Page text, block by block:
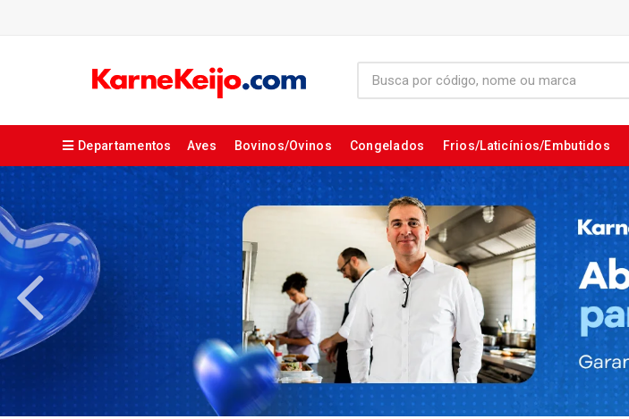
Departamentos Aves Bovinos/Ovinos Congelados Frios/Laticínios/Embutidos